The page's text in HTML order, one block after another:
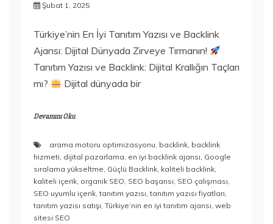
Şubat 1, 2025
Türkiye’nin En İyi Tanıtım Yazısı ve Backlink
Ajansı: Dijital Dünyada Zirveye Tırmanın!
Tanıtım Yazısı ve Backlink: Dijital Krallığın Taçları
mı?
Dijital dünyada bir
Devamını Oku
arama motoru optimizasyonu, backlink, backlink
hizmeti, dijital pazarlama, en iyi backlink ajansı, Google
sıralama yükseltme, Güçlü Backlink, kaliteli backlink,
kaliteli içerik, organik SEO, SEO başarısı, SEO çalışması,
SEO uyumlu içerik,tanıtım yazısı,tanıtım yazısı fiyatları,
tanıtım yazısı satışı, Türkiye’nin en iyi tanıtım ajansı, web
sitesi SEO